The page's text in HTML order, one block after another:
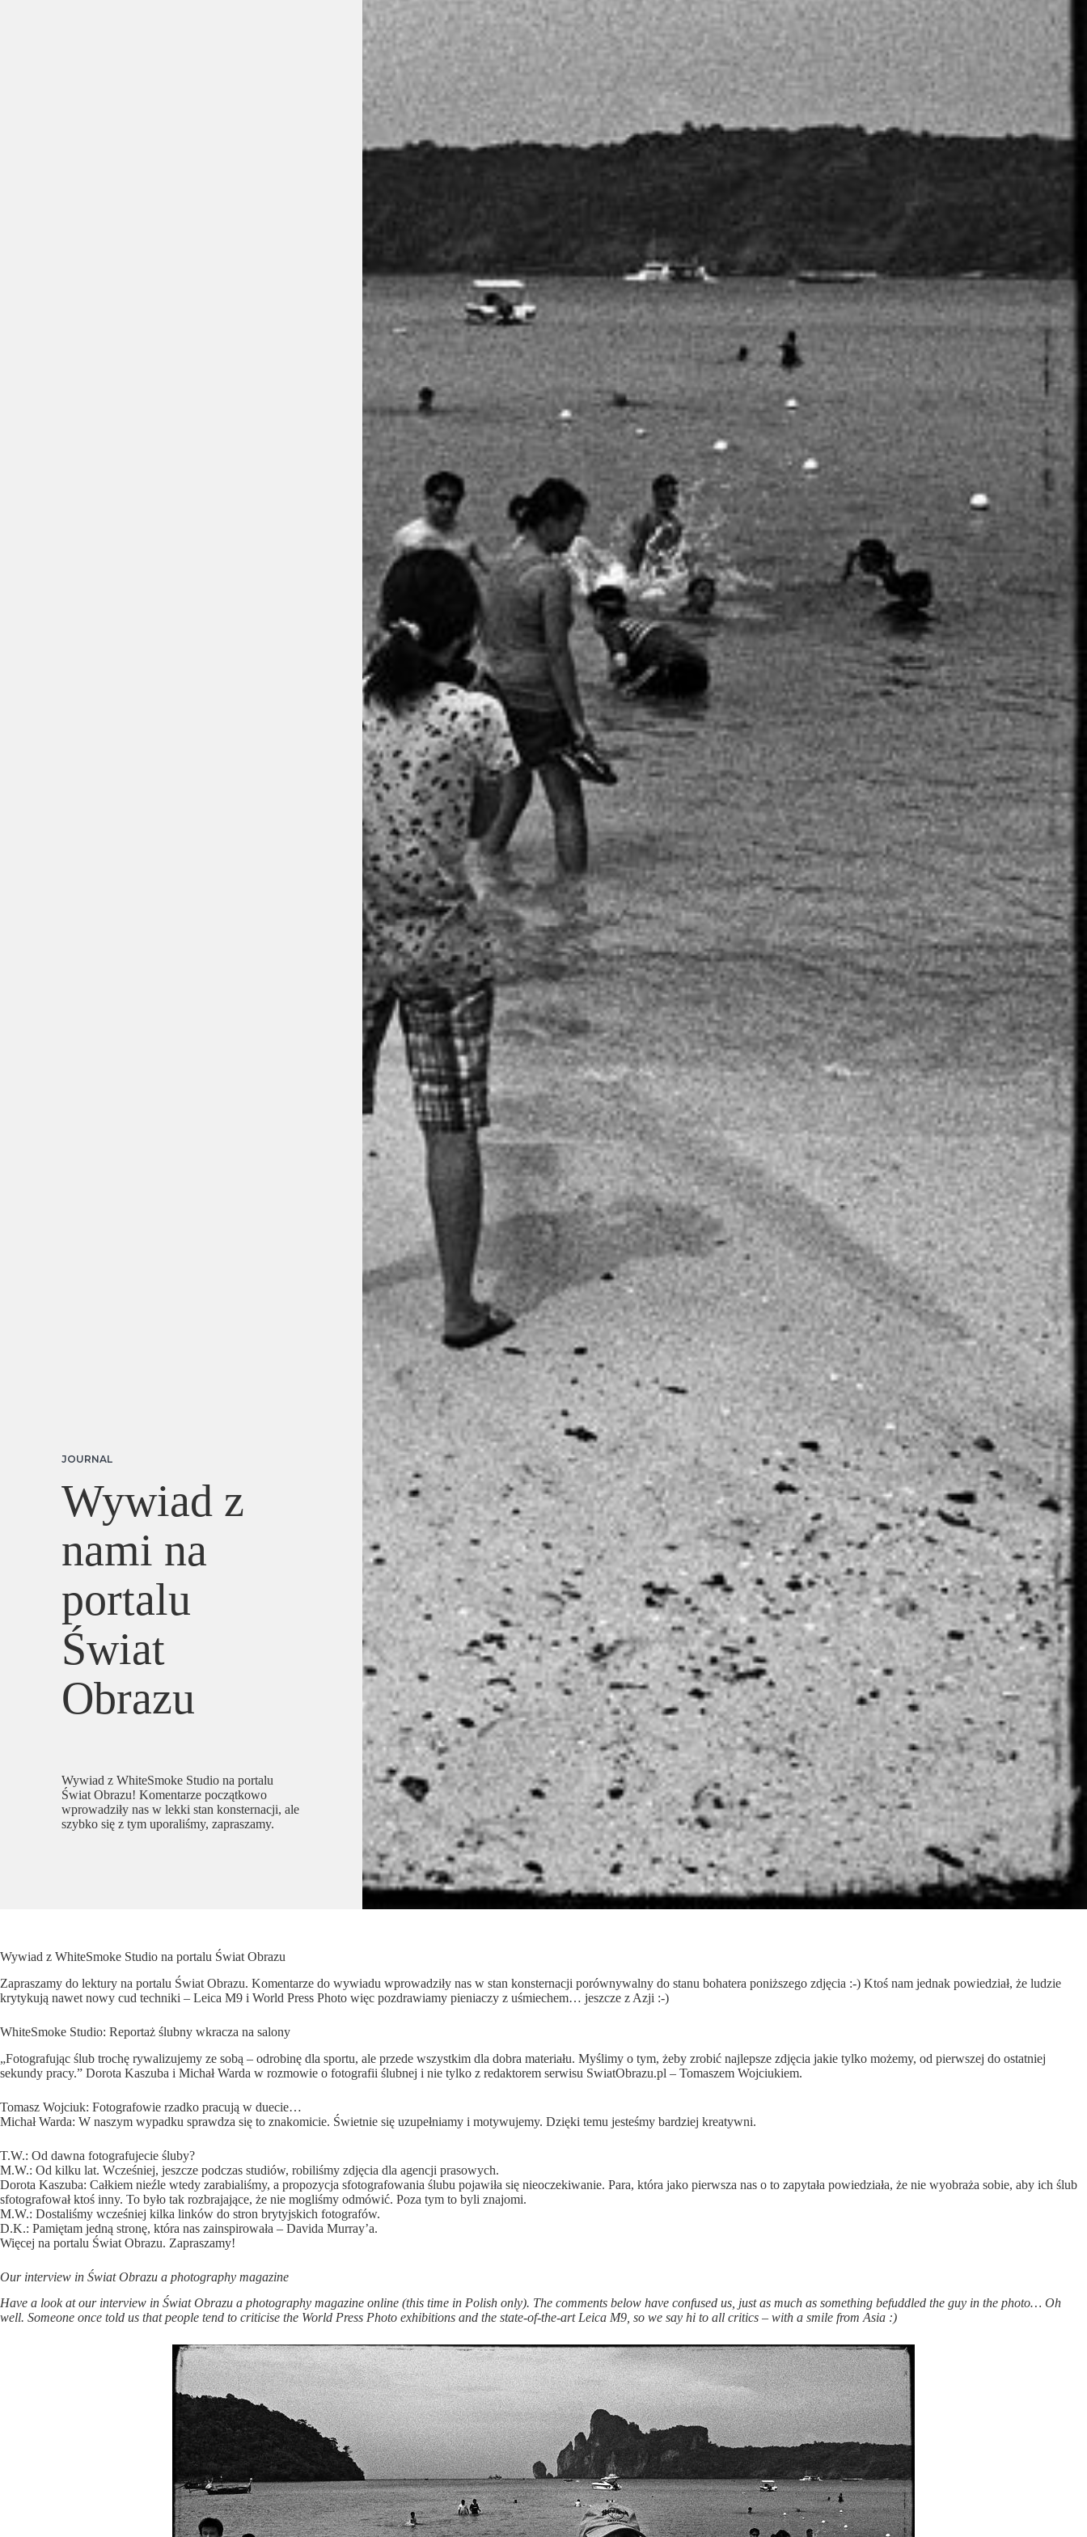
JOURNAL
Wywiad z
nami na
portalu
Świat
Obrazu
Wywiad z WhiteSmoke Studio na portalu
Świat Obrazu! Komentarze początkowo
wprowadziły nas w lekki stan konsternacji, ale
szybko się z tym uporaliśmy, zapraszamy.
Wywiad z WhiteSmoke Studio na portalu Świat Obrazu
Zapraszamy do lektury na portalu Świat Obrazu. Komentarze do wywiadu wprowadziły nas w stan konsternacji porównywalny do stanu bohatera poniższego zdjęcia :-) Ktoś nam jednak powiedział, że ludzie
krytykują nawet nowy cud techniki – Leica M9 i World Press Photo więc pozdrawiamy pieniaczy z uśmiechem… jeszcze z Azji :-)
WhiteSmoke Studio: Reportaż ślubny wkracza na salony
„Fotografując ślub trochę rywalizujemy ze sobą – odrobinę dla sportu, ale przede wszystkim dla dobra materiału. Myślimy o tym, żeby zrobić najlepsze zdjęcia jakie tylko możemy, od pierwszej do ostatniej
sekundy pracy.” Dorota Kaszuba i Michał Warda w rozmowie o fotografii ślubnej i nie tylko z redaktorem serwisu SwiatObrazu.pl – Tomaszem Wojciukiem.
Tomasz Wojciuk: Fotografowie rzadko pracują w duecie…
Michał Warda: W naszym wypadku sprawdza się to znakomicie. Świetnie się uzupełniamy i motywujemy. Dzięki temu jesteśmy bardziej kreatywni.
T.W.: Od dawna fotografujecie śluby?
M.W.: Od kilku lat. Wcześniej, jeszcze podczas studiów, robiliśmy zdjęcia dla agencji prasowych.
Dorota Kaszuba: Całkiem nieźle wtedy zarabialiśmy, a propozycja sfotografowania ślubu pojawiła się nieoczekiwanie. Para, która jako pierwsza nas o to zapytała powiedziała, że nie wyobraża sobie, aby ich ślub
sfotografował ktoś inny. To było tak rozbrajające, że nie mogliśmy odmówić. Poza tym to byli znajomi.
M.W.: Dostaliśmy wcześniej kilka linków do stron brytyjskich fotografów.
D.K.: Pamiętam jedną stronę, która nas zainspirowała – Davida Murray’a.
Więcej na portalu Świat Obrazu. Zapraszamy!
Our interview in Świat Obrazu a photography magazine
Have a look at our interview in Świat Obrazu a photography magazine online (this time in Polish only). The comments below have confused us, just as much as something befuddled the guy in the photo… Oh
well. Someone once told us that people tend to criticise the World Press Photo exhibitions and the state-of-the-art Leica M9, so we say hi to all critics – with a smile from Asia :)